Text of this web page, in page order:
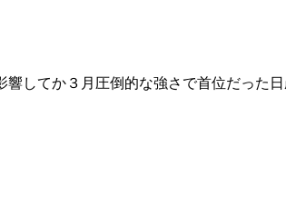
してか３月圧倒的な強さで首位だった